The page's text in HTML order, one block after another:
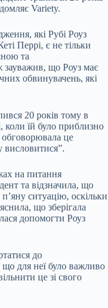
Variety.
які Рубі Роуз
Перрі, є не тільки
та
зауважив, що Роуз має
обвинувачень, які
20 років тому в
коли їй було приблизно
обговорювала це
висловитися”.
на питання
та відзначила, що
ситуацію, оскільки
що зберігала
допомогти Роуз
до
для неї було важливо
це зі свого